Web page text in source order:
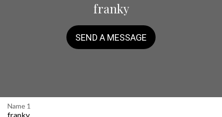
franky
SEND A MESSAGE
Name 1
franky